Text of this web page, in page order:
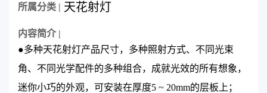
所属分类 | 天花射灯
内容简介 |
●多种天花射灯产品尺寸，多种照射方式、不同光束
角、不同光学配件的多种组合，成就光效的所有想象，
迷你小巧的外观，可安装在厚度5 ~ 20mm的层板上；